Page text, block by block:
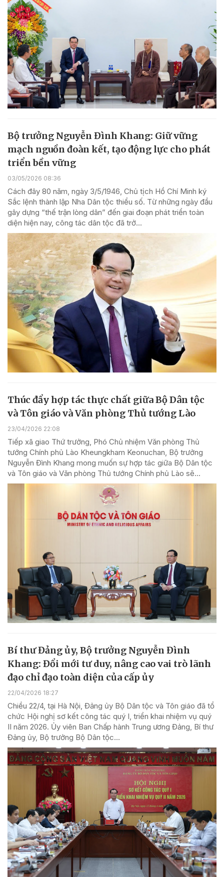
Bộ trưởng Nguyễn Đình Khang: Giữ vững
mạch nguồn đoàn kết, tạo động lực cho phát
triển bền vững
03/05/2026 08:36
Cách đây 80 năm, ngày 3/5/1946, Chủ tịch Hồ Chí Minh ký
Sắc lệnh thành lập Nha Dân tộc thiểu số. Từ những ngày đầu
gây dựng “thế trận lòng dân” đến giai đoạn phát triển toàn
diện hiện nay, công tác dân tộc đã trở...
Thúc đẩy hợp tác thực chất giữa Bộ Dân tộc
và Tôn giáo và Văn phòng Thủ tướng Lào
23/04/2026 22:08
Tiếp xã giao Thứ trưởng, Phó Chủ nhiệm Văn phòng Thủ
tướng Chính phủ Lào Kheungkham Keonuchan, Bộ trưởng
Nguyễn Đình Khang mong muốn sự hợp tác giữa Bộ Dân tộc
và Tôn giáo và Văn phòng Thủ tướng Chính phủ Lào sẽ...
Bí thư Đảng ủy, Bộ trưởng Nguyễn Đình
Khang: Đổi mới tư duy, nâng cao vai trò lãnh
đạo chỉ đạo toàn diện của cấp ủy
22/04/2026 18:27
Chiều 22/4, tại Hà Nội, Đảng ủy Bộ Dân tộc và Tôn giáo đã tổ
chức Hội nghị sơ kết công tác quý I, triển khai nhiệm vụ quý
II năm 2026. Ủy viên Ban Chấp hành Trung ương Đảng, Bí thư
Đảng ủy, Bộ trưởng Bộ Dân tộc...